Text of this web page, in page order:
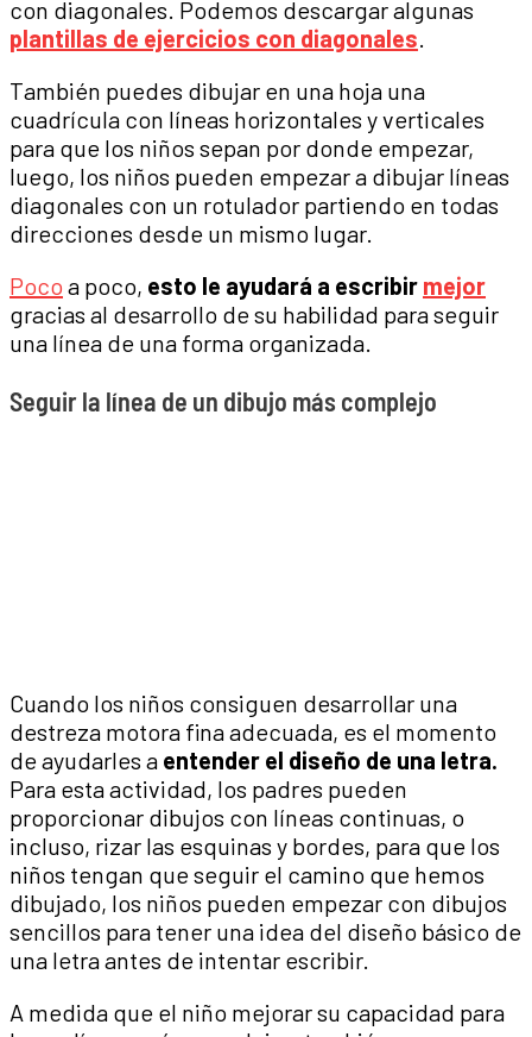
con diagonales. Podemos descargar algunas
plantillas de ejercicios con diagonales
También puedes dibujar en una hoja una
cuadrícula con líneas horizontales y verticales
para que los niños sepan por donde empezar,
luego, los niños pueden empezar a dibujar líneas
diagonales con un rotulador partiendo en todas
direcciones desde un mismo lugar.
Poco a poco, esto le ayudará a escribir mejor
gracias al desarrollo de su habilidad para seguir
una línea de una forma organizada.
Seguir la línea de un dibujo más complejo
Cuando los niños consiguen desarrollar una
destreza motora fina adecuada, es el momento
de ayudarles a entender el diseño de una letra.
Para esta actividad, los padres pueden
proporcionar dibujos con líneas continuas, o
incluso, rizar las esquinas y bordes, para que los
niños tengan que seguir el camino que hemos
dibujado, los niños pueden empezar con dibujos
sencillos para tener una idea del diseño básico de
una letra antes de intentar escribir.
A medida que el niño mejorar su capacidad para